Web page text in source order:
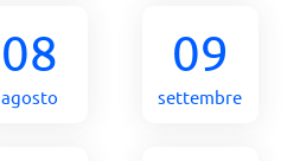
08
agosto
09
settembre